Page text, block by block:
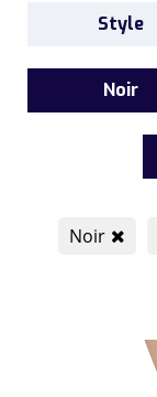
Style
Noir
Noir